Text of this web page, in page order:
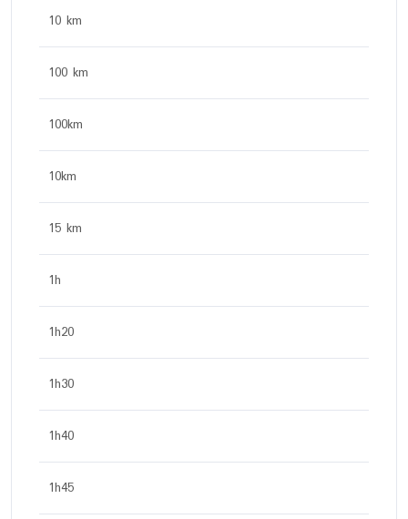
10 km
100 km
100km
10km
15 km
1h
1h20
1h30
1h40
1h45